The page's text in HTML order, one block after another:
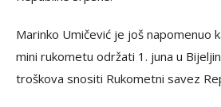
Marinko Umičević je još napomenuo
mini rukometu održati 1. juna u
troškova snositi Rukometni savez